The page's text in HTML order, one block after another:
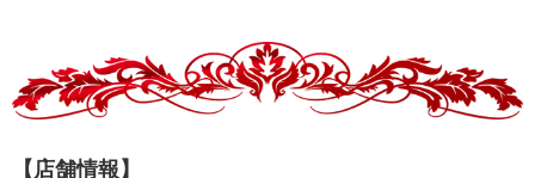
【店舗情報】